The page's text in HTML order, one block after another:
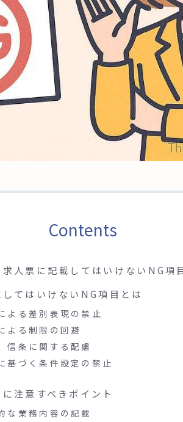
Contents
人票に記載してはいけないNG項
てはいけないNG項目とは
よる差別表現の禁止
よる制限の回避
信条に関する配慮
基づく条件設定の禁止
注意すべきポイント
な業務内容の記載